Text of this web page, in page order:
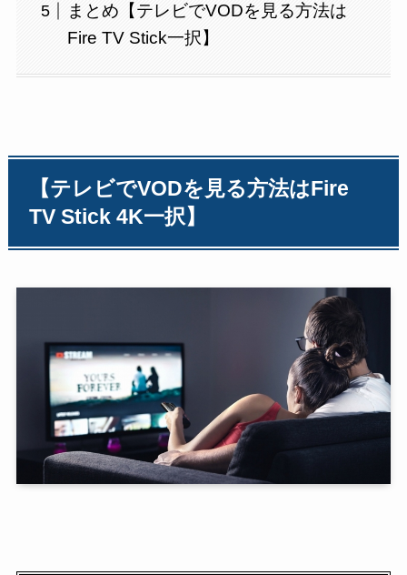
まとめ【テレビでVODを見る方法は
Fire TV Stick一択】
【テレビでVODを見る方法はFire
TV Stick 4K一択】